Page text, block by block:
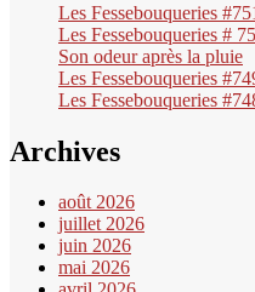
Les Fessebouqueries
Les Fessebouqueries #
Son odeur après la pluie
Les Fessebouqueries
Les Fessebouqueries
Archives
août 2026
juillet 2026
juin 2026
mai 2026